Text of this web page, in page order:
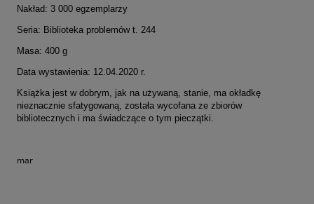
Nakład: 3 000 egzemplarzy
Seria: Biblioteka problemów t. 244
Masa: 400 g
Data wystawienia: 12.04.2020 r.
Książka jest w dobrym, jak na używaną, stanie, ma okładkę
nieznacznie sfatygowaną, została wycofana ze zbiorów
bibliotecznych i ma świadczące o tym pieczątki.
mar